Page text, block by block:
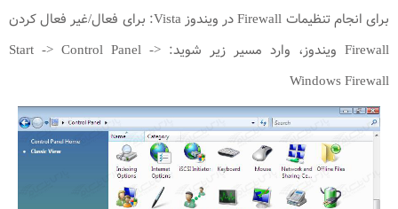
برای انجام تنظیمات Firewall در ویندوز Vista: برای فعال/غیر فعال کردن
Firewall ویندوز، وارد مسیر زیر شوید: Start -> Control Panel ->
Windows Firewall